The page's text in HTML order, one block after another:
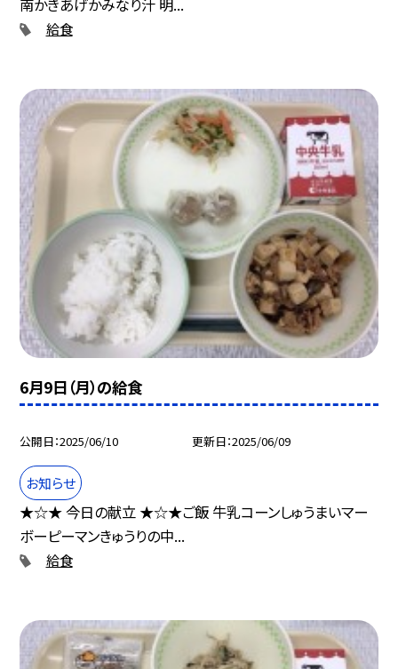
南かきあげかみなり汁 明...
給食
6月9日（月）の給食
公開日 2025/06/10 更新日 2025/06/09
お知らせ
★☆★ 今日の献立 ★☆★ご飯 牛乳コーンしゅうまいマー
ボーピーマンきゅうりの中...
給食